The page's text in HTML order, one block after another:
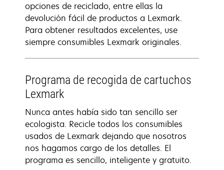
opciones de reciclado, entre ellas la
devolución fácil de productos a Lexmark.
Para obtener resultados excelentes, use
siempre consumibles Lexmark originales.
Programa de recogida de cartuchos
Lexmark
Nunca antes había sido tan sencillo ser
ecologista. Recicle todos los consumibles
usados de Lexmark dejando que nosotros
nos hagamos cargo de los detalles. El
programa es sencillo, inteligente y gratuito.